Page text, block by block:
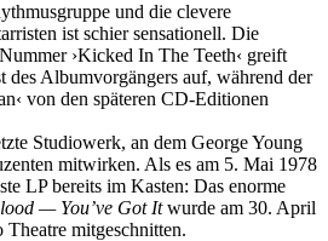
und die clevere
ist schier sensationell. Die
›Kicked In The Teeth‹ greift
des Albumvorgängers auf, während der
von den späteren CD-Editionen
Studiowerk, an dem George Young
mitwirken. Als es am 5. Mai 1978
LP bereits im Kasten: Das enorme
— You’ve Got Itwurde am 30. April
mitgeschnitten.